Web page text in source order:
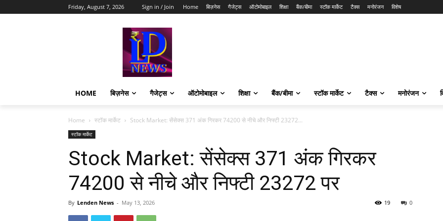
Friday, August 7, 2026 Sign in / Join Home बिज़नेस गैजेट्स ऑटोमोबाइल शिक्षा बैंक/बीमा स्टॉक मार्केट टैक्स मनोरंजन विशेष
HOME बिज़नेस गैजेट्स ऑटोमोबाइल शिक्षा बैंक/बीमा स्टॉक मार्केट टैक्स मनोरंजन
Home स्टॉक मार्केट Stock Market: सेंसेक्स 371 अंक गिरकर 74200 से नीचे और निफ्टी 23272...
स्टॉक मार्केट
Stock Market: सेंसेक्स 371 अंक गिरकर
74200 से नीचे और निफ्टी 23272 पर
By Lenden News - May 13, 2026 0
19